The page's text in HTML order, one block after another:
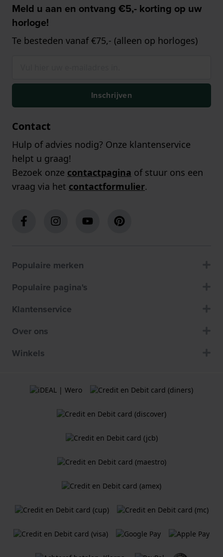
Meld u aan en ontvang €5,- korting op uw
horloge!
Te besteden vanaf €75,- (alleen op horloges)
Inschrijven
Contact
Hulp of advies nodig? Onze klantenservice
helpt u graag!
Bezoek onze contactpagina of stuur ons een
vraag via het contactformulier.
Populaire merken
Populaire pagina's
Klantenservice
Over ons
Winkels